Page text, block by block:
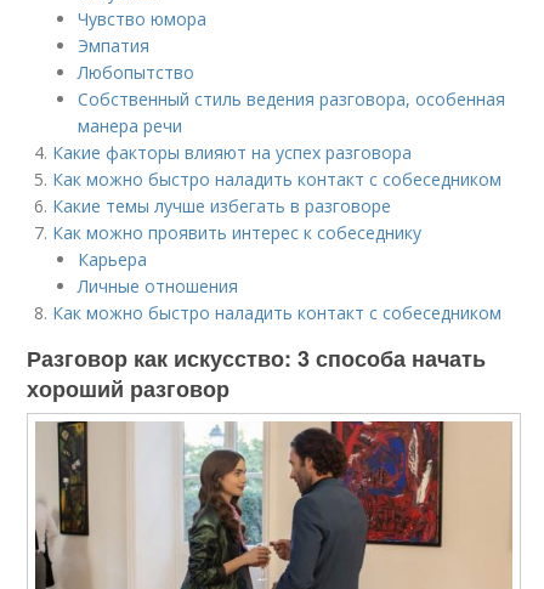
Чувство юмора
Эмпатия
Любопытство
Собственный стиль ведения разговора, особенная
манера речи
Какие факторы влияют на успех разговора
Как можно быстро наладить контакт с собеседником
Какие темы лучше избегать в разговоре
Как можно проявить интерес к собеседнику
Карьера
Личные отношения
Как можно быстро наладить контакт с собеседником
Разговор как искусство: 3 способа начать
хороший разговор